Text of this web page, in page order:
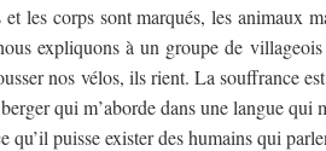
les corps sont marqués, les animaux
expliquons à un groupe de
nos vélos, ils rient. La souffrance
qui m’aborde dans une langue qui
puisse exister des humains qui